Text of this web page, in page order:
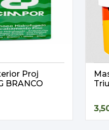
Proj
BRANCO